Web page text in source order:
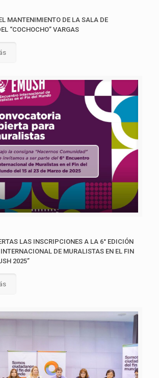
MANTENIMIENTO DE LA SALA DE
“COCHOCHO” VARGAS
LAS INSCRIPCIONES A LA 6° EDICIÓN
DE MURALISTAS EN EL FIN
2025”